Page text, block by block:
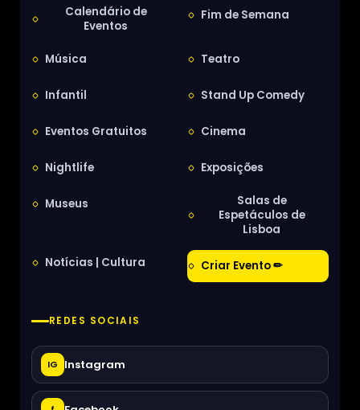
Calendário de
Eventos
Fim de Semana
Música Teatro
Infantil Stand Up Comedy
Eventos Gratuitos Cinema
Nightlife Exposições
Museus
Salas de
Espetáculos de
Lisboa
Notícias | Cultura Criar Evento ✏
REDES SOCIAIS
IG Instagram